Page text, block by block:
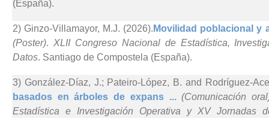
(España).
2) Ginzo-Villamayor, M.J. (2026). Movilidad poblacional y
(Poster). XLII Congreso Nacional de Estadística,
Datos. Santiago de Compostela (España).
3) González-Díaz, J.; Pateiro-López, B. and Rodríguez-
basados en árboles de expans ...(Comunicación
Estadística e Investigación Operativa y XV Jornadas